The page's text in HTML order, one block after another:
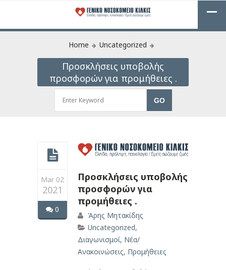
Home Uncategorized
Προσκλήσεις υποβολής
προσφορών για προμήθειες .
Mar 02
2021
0
Προσκλήσεις υποβολής
προσφορών για
προμήθειες .
Άρης Μητακίδης
Uncategorized,
Διαγωνισμοί, Νέα/
Ανακοινώσεις, Προμήθειες